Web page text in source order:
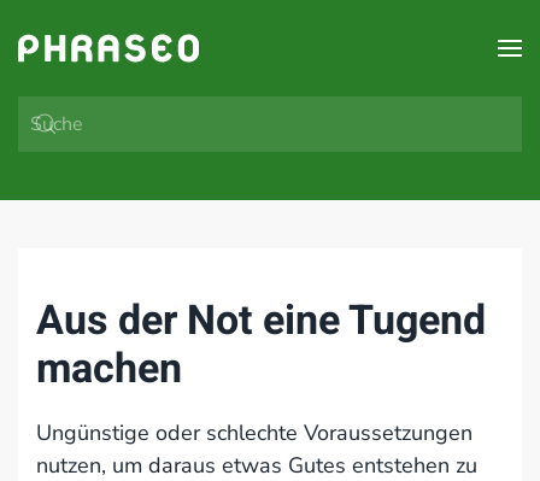
Zum Hauptinhalt springen
Aus der Not eine Tugend
machen
Ungünstige oder schlechte Voraussetzungen
nutzen, um daraus etwas Gutes entstehen zu